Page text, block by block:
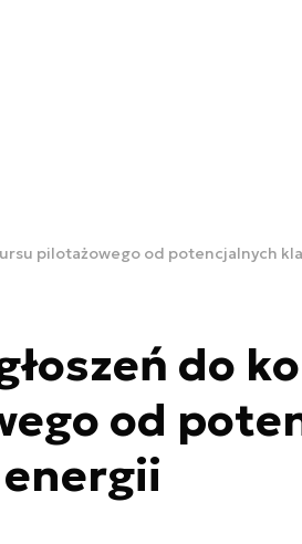
pilotażowego od potencjalnych
do
od